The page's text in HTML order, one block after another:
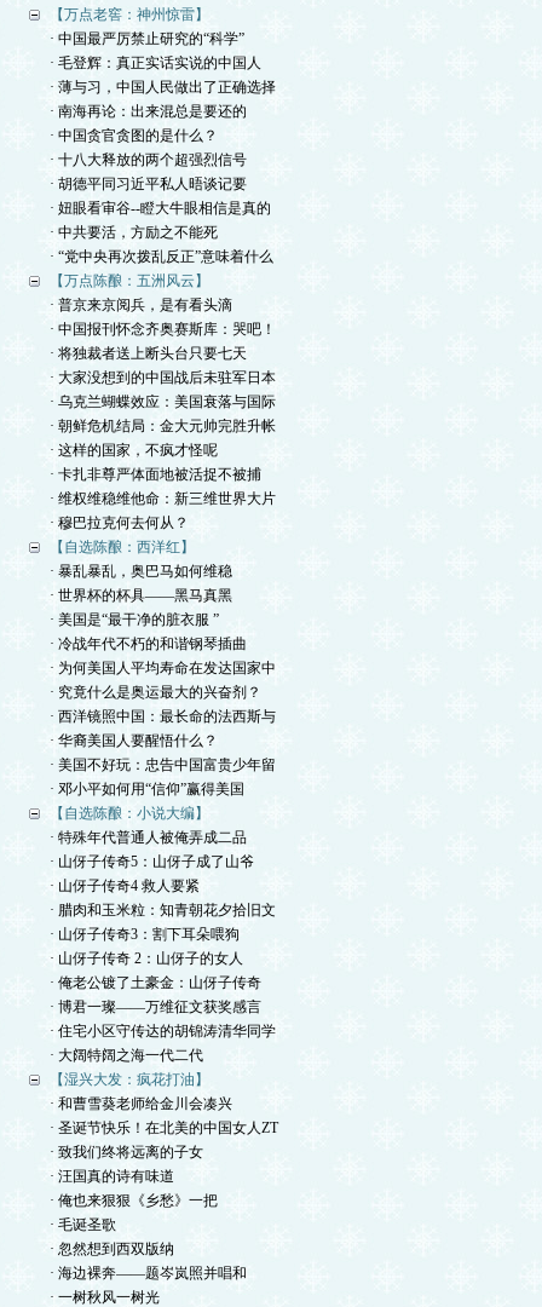
【万点老窖：神州惊雷】
· 中国最严厉禁止研究的“科学”
· 毛登辉：真正实话实说的中国人
· 薄与习，中国人民做出了正确选择
· 南海再论：出来混总是要还的
· 中国贪官贪图的是什么？
· 十八大释放的两个超强烈信号
· 胡德平同习近平私人晤谈记要
· 妞眼看审谷--瞪大牛眼相信是真的
· 中共要活，方励之不能死
· “党中央再次拨乱反正”意味着什么
【万点陈酿：五洲风云】
· 普京来京阅兵，是有看头滴
· 中国报刊怀念齐奥赛斯库：哭吧！
· 将独裁者送上断头台只要七天
· 大家没想到的中国战后未驻军日本
· 乌克兰蝴蝶效应：美国衰落与国际
· 朝鲜危机结局：金大元帅完胜升帐
· 这样的国家，不疯才怪呢
· 卡扎非尊严体面地被活捉不被捕
· 维权维稳维他命：新三维世界大片
· 穆巴拉克何去何从？
【自选陈酿：西洋红】
· 暴乱暴乱，奥巴马如何维稳
· 世界杯的杯具——黑马真黑
· 美国是“最干净的脏衣服 ”
· 冷战年代不朽的和谐钢琴插曲
· 为何美国人平均寿命在发达国家中
· 究竟什么是奥运最大的兴奋剂？
· 西洋镜照中国：最长命的法西斯与
· 华裔美国人要醒悟什么？
· 美国不好玩：忠告中国富贵少年留
· 邓小平如何用“信仰”赢得美国
【自选陈酿：小说大编】
· 特殊年代普通人被俺弄成二品
· 山伢子传奇5：山伢子成了山爷
· 山伢子传奇4 救人要紧
· 腊肉和玉米粒：知青朝花夕拾旧文
· 山伢子传奇3：割下耳朵喂狗
· 山伢子传奇 2：山伢子的女人
· 俺老公镀了土豪金：山伢子传奇
· 博君一璨——万维征文获奖感言
· 住宅小区守传达的胡锦涛清华同学
· 大阔特阔之海一代二代
【湿兴大发：疯花打油】
· 和曹雪葵老师给金川会凑兴
· 圣诞节快乐！在北美的中国女人ZT
· 致我们终将远离的子女
· 汪国真的诗有味道
· 俺也来狠狠《乡愁》一把
· 毛诞圣歌
· 忽然想到西双版纳
· 海边裸奔——题岑岚照并唱和
· 一树秋风一树光